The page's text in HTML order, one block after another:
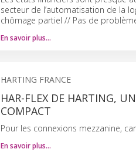
secteur de l’automatisation de la
chômage partiel // Pas de
En savoir plus…
HARTING FRANCE
HAR-FLEX DE HARTING,
COMPACT
Pour les connexions mezzanine,
En savoir plus…